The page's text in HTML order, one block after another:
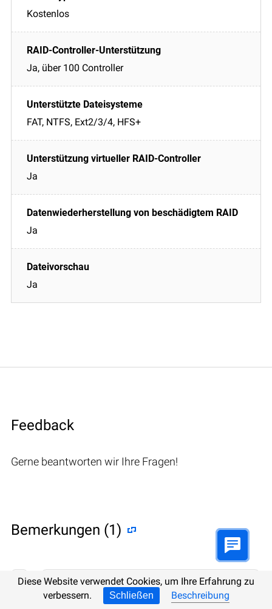
Kostenlos
Ja, über 100 Controller
FAT, NTFS, Ext2/3/4, HFS+
Ja
Ja
Ja
Feedback
Gerne beantworten wir Ihre Fragen!
Bemerkungen (1)
Hetman Software: Data Recovery
9.08.2022 12:31#
Diese Website verwendet Cookies, um Ihre Erfahrung zu
verbessern.
Schließen Beschreibung